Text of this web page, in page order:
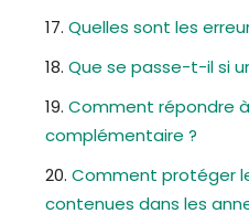
Quelles sont les
Que se passe-t-il si
Comment répondre
complémentaire ?
Comment protéger
contenues dans les